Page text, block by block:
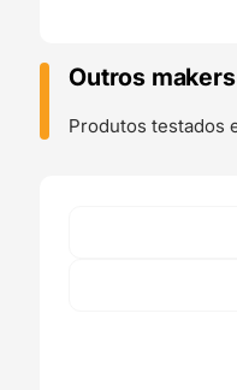
(AMOSTRA)
Black
-
Outros
Produtos testados